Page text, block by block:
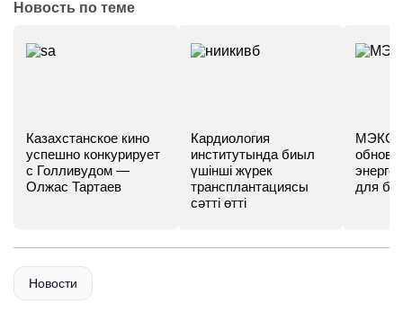
Новость по теме
Казахстанское кино
успешно конкурирует
с Голливудом —
Олжас Тартаев
Кардиология
институтында биыл
үшінші жүрек
трансплантациясы
сәтті өтті
МЭКС -
для
Новости